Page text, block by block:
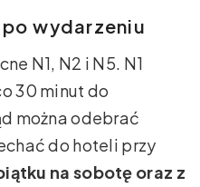
wydarzeniu
N1, N2 i N5. N1
30 minut do
można odebrać
do hoteli przy
na sobotę oraz z